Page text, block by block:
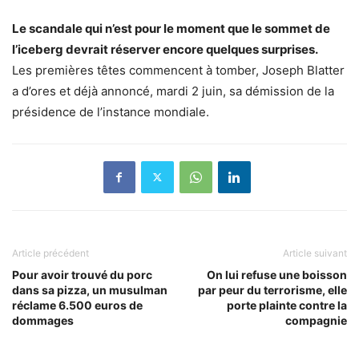
Le scandale qui n’est pour le moment que le sommet de
l’iceberg devrait réserver encore quelques surprises.
Les premières têtes commencent à tomber, Joseph Blatter
a d’ores et déjà annoncé, mardi 2 juin, sa démission de la
présidence de l’instance mondiale.
Article précédent
Pour avoir trouvé du porc
dans sa pizza, un musulman
réclame 6.500 euros de
dommages
Article suivant
On lui refuse une boisson
par peur du terrorisme, elle
porte plainte contre la
compagnie